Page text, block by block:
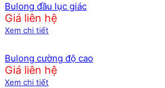
Bulong đầu lục giác
Giá liên hệ
Xem chi tiết
Bulong cường độ cao
Giá liên hệ
Xem chi tiết